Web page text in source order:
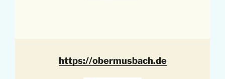
https://obermusbach.de